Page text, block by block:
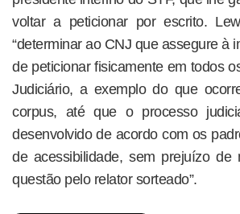
voltar a peticionar por escrito.
“determinar ao CNJ que assegure à
de peticionar fisicamente em todos
Judiciário, a exemplo do que
corpus, até que o processo
desenvolvido de acordo com os
de acessibilidade, sem prejuízo de
questão pelo relator sorteado”.